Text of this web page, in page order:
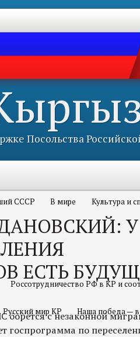
Посольства
СССР В мире Культура и
Россотрудничество РФ в КР и
Русский мир КР Наша победа —
У
ЕСТЬ
борется с незаконной
госпрограмма по